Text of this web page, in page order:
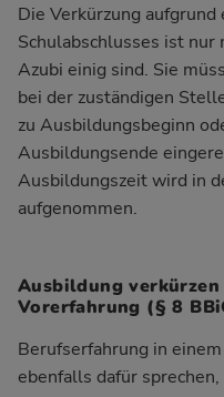
Die Verkürzung aufgrund
Schulabschlusses ist
Azubi einig sind. Sie
bei der zuständigen
zu Ausbildungsbeginn
Ausbildungsende
Ausbildungszeit wird in
aufgenommen.
Ausbildung
Vorerfahrung (§ 8
Berufserfahrung in
ebenfalls dafür